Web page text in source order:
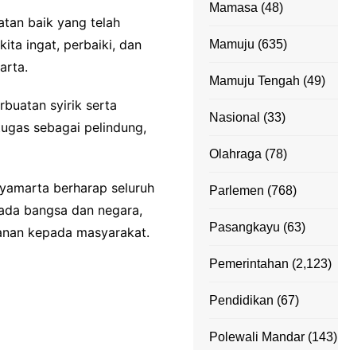
baik yang telah
ingat, perbaiki, dan
syirik serta
sebagai pelindung,
berharap seluruh
bangsa dan negara,
kepada masyarakat.
Mamasa (48)
Mamuju (635)
Mamuju Tengah (49)
Nasional (33)
Olahraga (78)
Parlemen (768)
Pasangkayu (63)
Pemerintahan (2,123)
Pendidikan (67)
Polewali Mandar (143)